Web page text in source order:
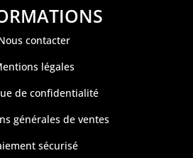
contacter
légales
de confidentialité
générales de ventes
sécurisé